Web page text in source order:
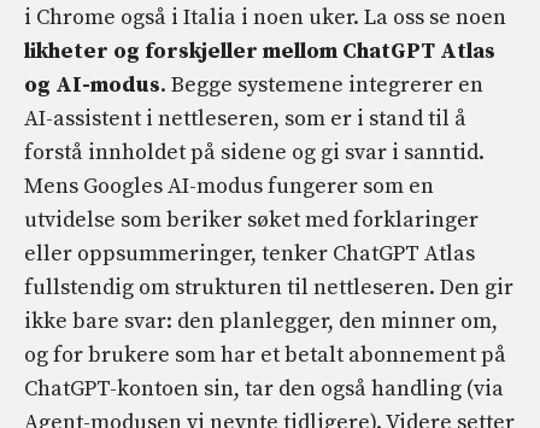
i Chrome også i Italia i noen uker. La oss se noen
likheter og forskjeller mellom ChatGPT Atlas
og AI-modus. Begge systemene integrerer en
AI-assistent i nettleseren, som er i stand til å
forstå innholdet på sidene og gi svar i sanntid.
Mens Googles AI-modus fungerer som en
utvidelse som beriker søket med forklaringer
eller oppsummeringer, tenker ChatGPT Atlas
fullstendig om strukturen til nettleseren. Den gir
ikke bare svar: den planlegger, den minner om,
og for brukere som har et betalt abonnement på
ChatGPT-kontoen sin, tar den også handling (via